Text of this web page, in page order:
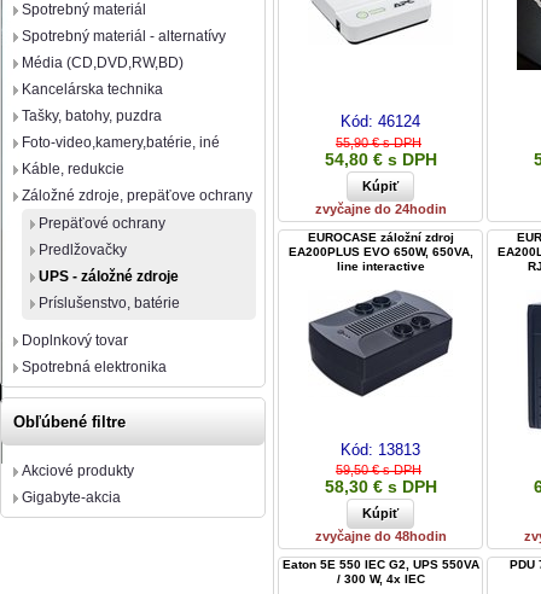
Spotrebný materiál
Spotrebný materiál - alternatívy
Média (CD,DVD,RW,BD)
Kancelárska technika
Tašky, batohy, puzdra
Foto-video,kamery,batérie, iné
Káble, redukcie
Záložné zdroje, prepäťove ochrany
Prepäťové ochrany
Predlžovačky
UPS - záložné zdroje
Príslušenstvo, batérie
Doplnkový tovar
Spotrebná elektronika
Obľúbené filtre
Akciové produkty
Gigabyte-akcia
Kód: 46124
55,90 € s DPH
54,80 € s DPH
zvyčajne do 24hodin
EUROCASE záložní zdroj
EA200PLUS EVO 650W, 650VA,
line interactive
Kód: 13813
59,50 € s DPH
58,30 € s DPH
zvyčajne do 48hodin
Eaton 5E 550 IEC G2, UPS 550VA
/ 300 W, 4x IEC
PDU